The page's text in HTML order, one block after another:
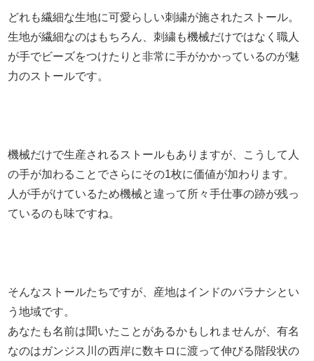
どれも繊細な生地に可愛らしい刺繍が施されたストール。
生地が繊細なのはもちろん、刺繍も機械だけではなく職人
が手でビーズをつけたりと非常に手がかかっているのが魅
力のストールです。
機械だけで生産されるストールもありますが、こうして人
の手が加わることでさらにその1枚に価値が加わります。
人が手がけているため機械と違って所々手仕事の跡が残っ
ているのも味ですね。
そんなストールたちですが、産地はインドのバラナシとい
う地域です。
あなたも名前は聞いたことがあるかもしれませんが、有名
なのはガンジス川の西岸に数キロに渡って伸びる階段状の